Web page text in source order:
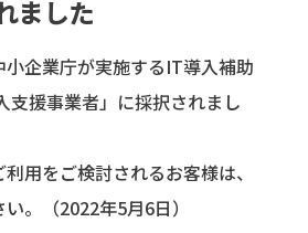
ました
小企業庁が実施するIT導入補助
支援事業者」に採択されまし
用をご検討されるお客様は、
。（2022年5月6日）